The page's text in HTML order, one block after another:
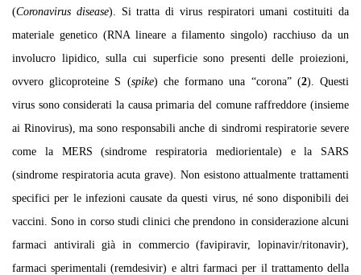
(Coronavirus disease). Si tratta di virus respiratori umani costituiti da
materiale genetico (RNA lineare a filamento singolo) racchiuso da un
involucro lipidico, sulla cui superficie sono presenti delle proiezioni,
ovvero glicoproteine S (spike) che formano una “corona” (2). Questi
virus sono considerati la causa primaria del comune raffreddore (insieme
ai Rinovirus), ma sono responsabili anche di sindromi respiratorie severe
come la MERS (sindrome respiratoria mediorientale) e la SARS
(sindrome respiratoria acuta grave). Non esistono attualmente trattamenti
specifici per le infezioni causate da questi virus, né sono disponibili dei
vaccini. Sono in corso studi clinici che prendono in considerazione alcuni
farmaci antivirali già in commercio (favipiravir, lopinavir/ritonavir),
farmaci sperimentali (remdesivir) e altri farmaci per il trattamento della